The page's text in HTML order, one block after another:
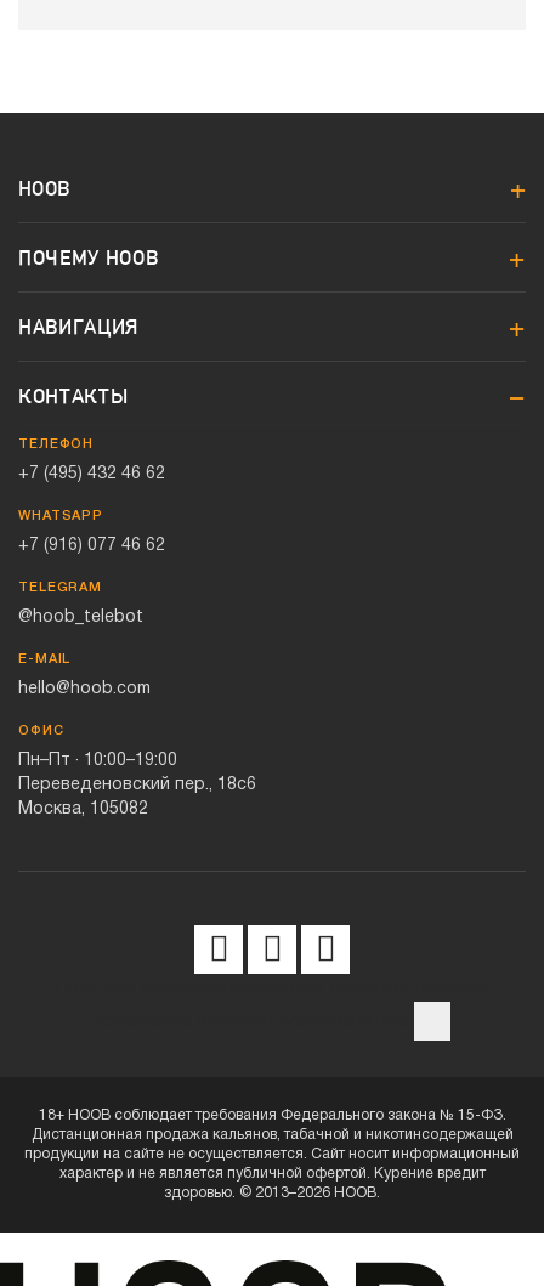
HOOB
ПОЧЕМУ HOOB
НАВИГАЦИЯ
КОНТАКТЫ
ТЕЛЕФОН
+7 (495) 432 46 62
WHATSAPP
+7 (916) 077 46 62
TELEGRAM
@hoob_telebot
E-MAIL
hello@hoob.com
ОФИС
Пн–Пт · 10:00–19:00
Переведеновский пер., 18с6
Москва, 105082
18+ HOOB соблюдает требования Федерального закона № 15-ФЗ.
Дистанционная продажа кальянов, табачной и никотинсодержащей
продукции на сайте не осуществляется. Сайт носит информационный
характер и не является публичной офертой. Курение вредит
здоровью. © 2013–2026 HOOB.